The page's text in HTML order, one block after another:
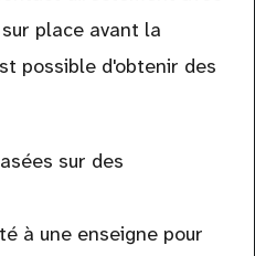
place avant la
possible d'obtenir des
sur des
à une enseigne pour